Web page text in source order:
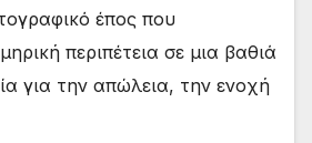
έπος που
περιπέτεια σε μια βαθιά
για την απώλεια, την ενοχή